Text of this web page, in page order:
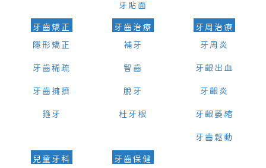
牙貼面
牙齒矯正
隱形矯正
牙齒稀疏
牙齒擁擠
箍牙
牙齒治療
補牙
智齒
脫牙
杜牙根
牙周治療
牙周炎
牙齦出血
牙齦炎
牙齦萎縮
牙齒鬆動
兒童牙科
牙齒保健